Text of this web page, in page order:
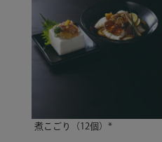
煮こごり（12個）*